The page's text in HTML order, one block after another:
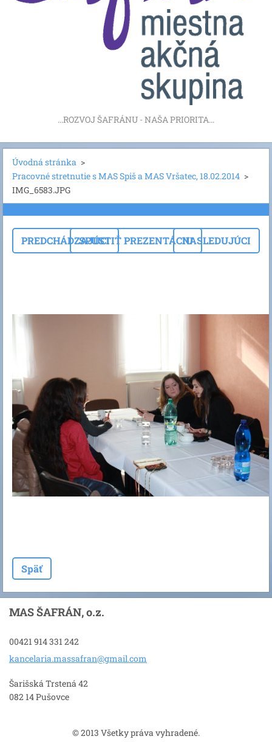
...ROZVOJ ŠAFRÁNU - NAŠA PRIORITA...
Úvodná stránka >
Pracovné stretnutie s MAS Spiš a MAS Vršatec, 18.02.2014 >
IMG_6583.JPG
PREDCHÁDZAJÚCISPUSTIŤ PREZENTÁCIUNASLEDUJÚCI
Späť
MAS ŠAFRÁN, o.z.
00421 914 331 242
kancelaria.massafran@gmail.com
Šarišská Trstená 42
082 14 Pušovce
© 2013 Všetky práva vyhradené.